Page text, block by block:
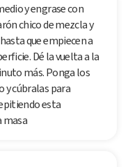
y engrase con
chico de mezcla y
que empiecen a
Dé la vuelta a la
más. Ponga los
y cúbralas para
esta
masa